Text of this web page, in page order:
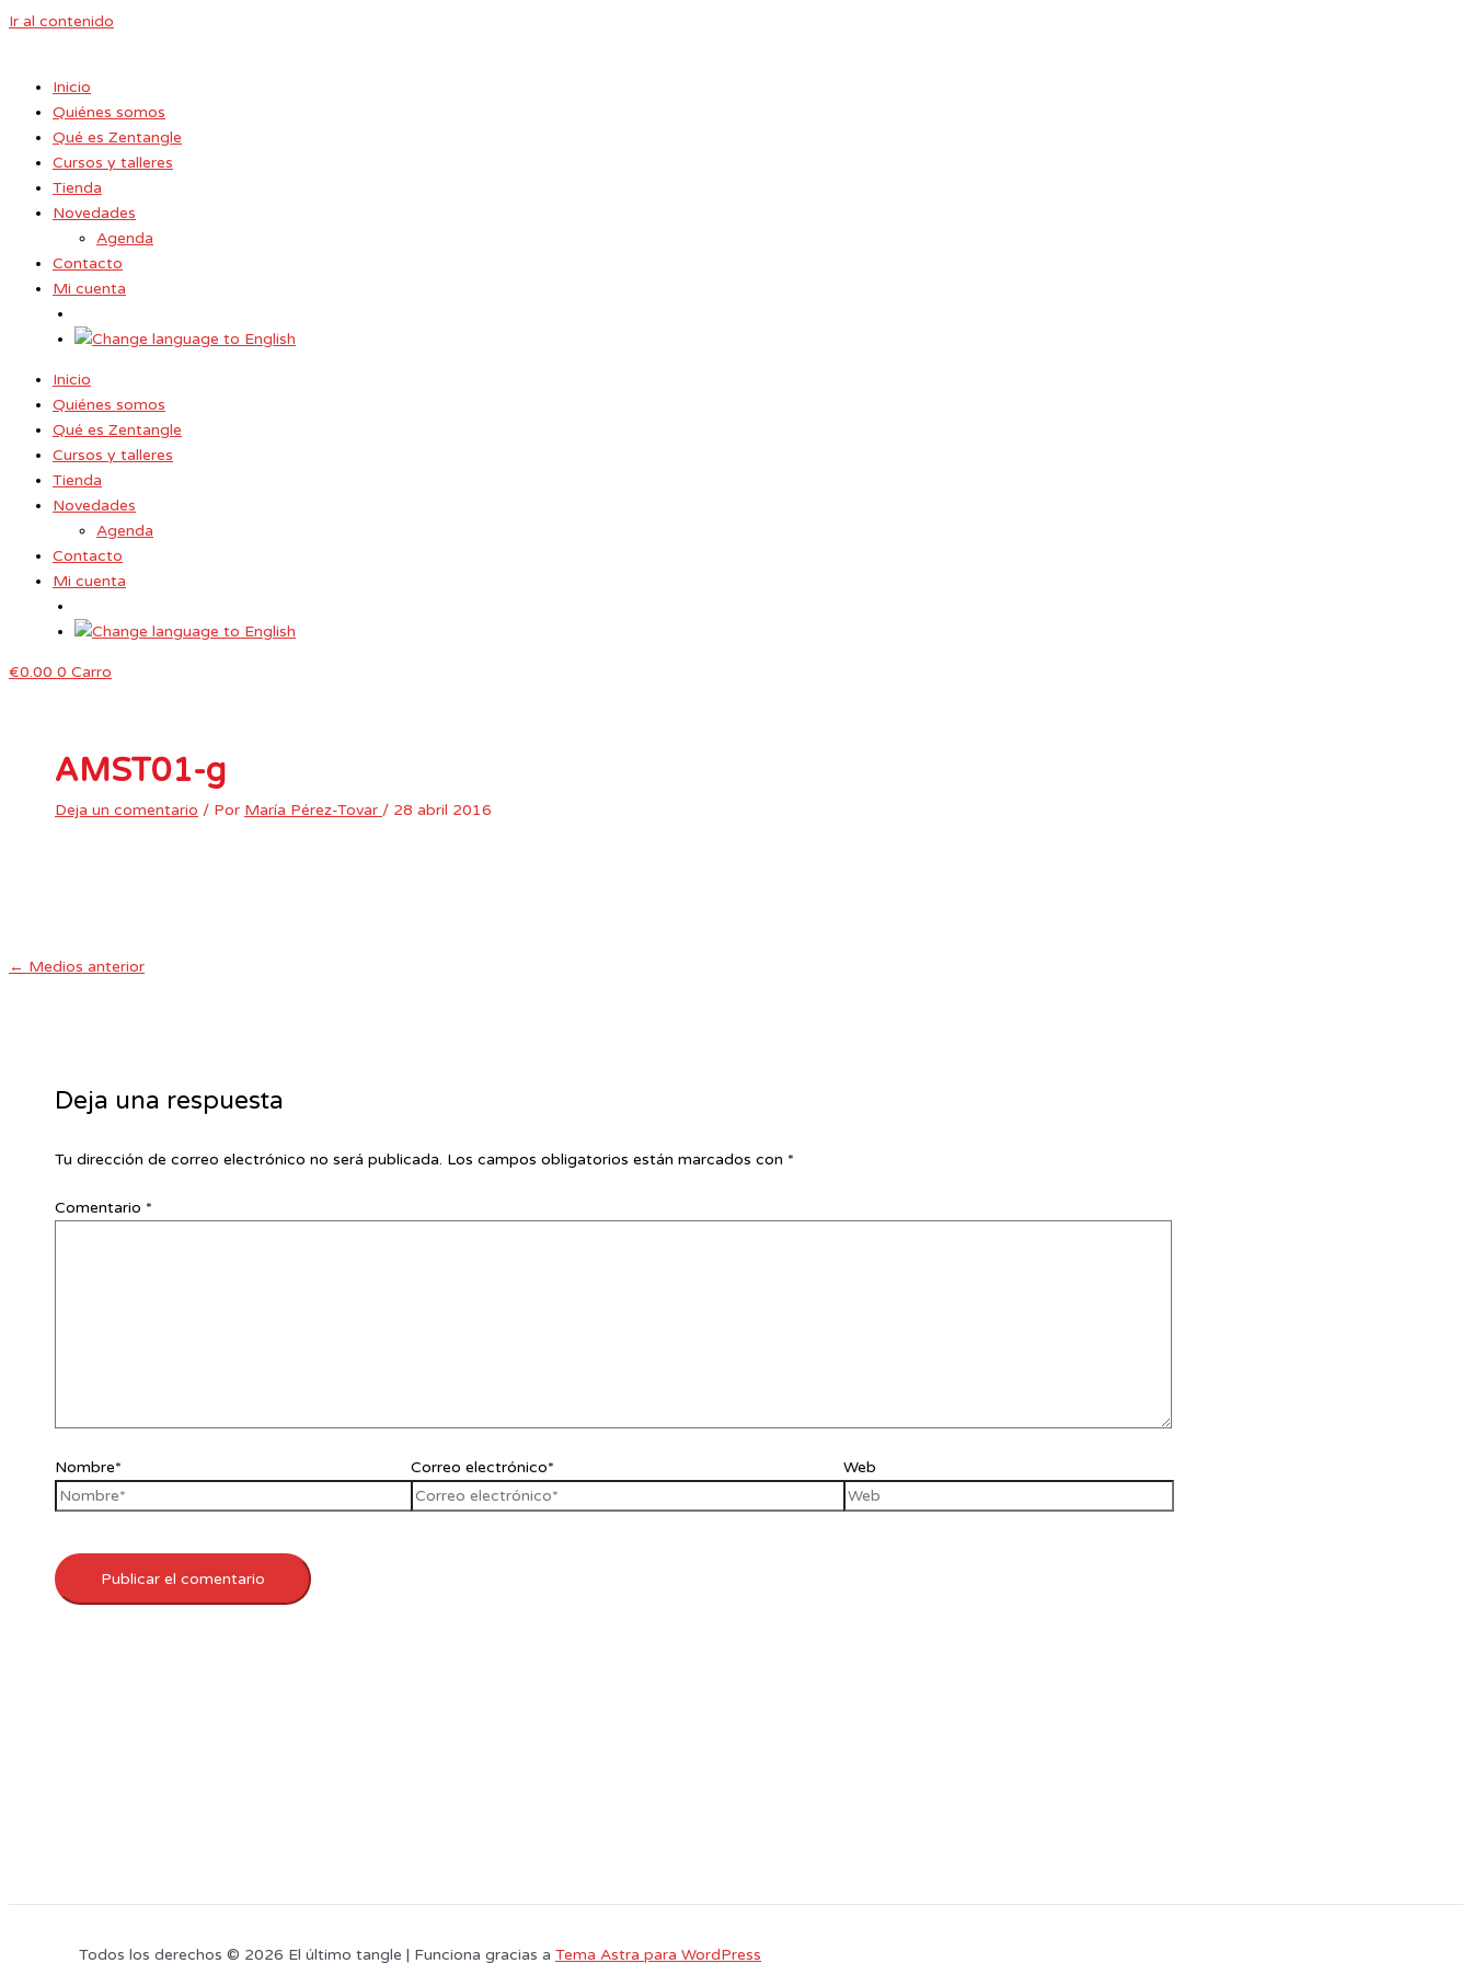
Ir al contenido
Inicio
Quiénes somos
Qué es Zentangle
Cursos y talleres
Tienda
Novedades
Agenda
Contacto
Mi cuenta
Inicio
Quiénes somos
Qué es Zentangle
Cursos y talleres
Tienda
Novedades
Agenda
Contacto
Mi cuenta
€0.00 0 Carro
AMST01-g
Deja un comentario / Por María Pérez-Tovar / 28 abril 2016
← Medios anterior
Deja una respuesta
Tu dirección de correo electrónico no será publicada. Los campos obligatorios están marcados con *
Comentario *
Nombre* Correo electrónico* Web
Todos los derechos © 2026 El último tangle | Funciona gracias a Tema Astra para WordPress